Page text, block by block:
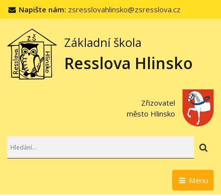
Napište nám: zsresslovahlinsko@zsresslova.cz
Základní škola
Resslova Hlinsko
Zřizovatel
město Hlinsko
Menu